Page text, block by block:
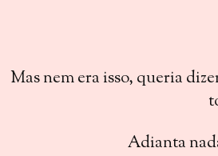
Mas nem era isso, queria
Adianta